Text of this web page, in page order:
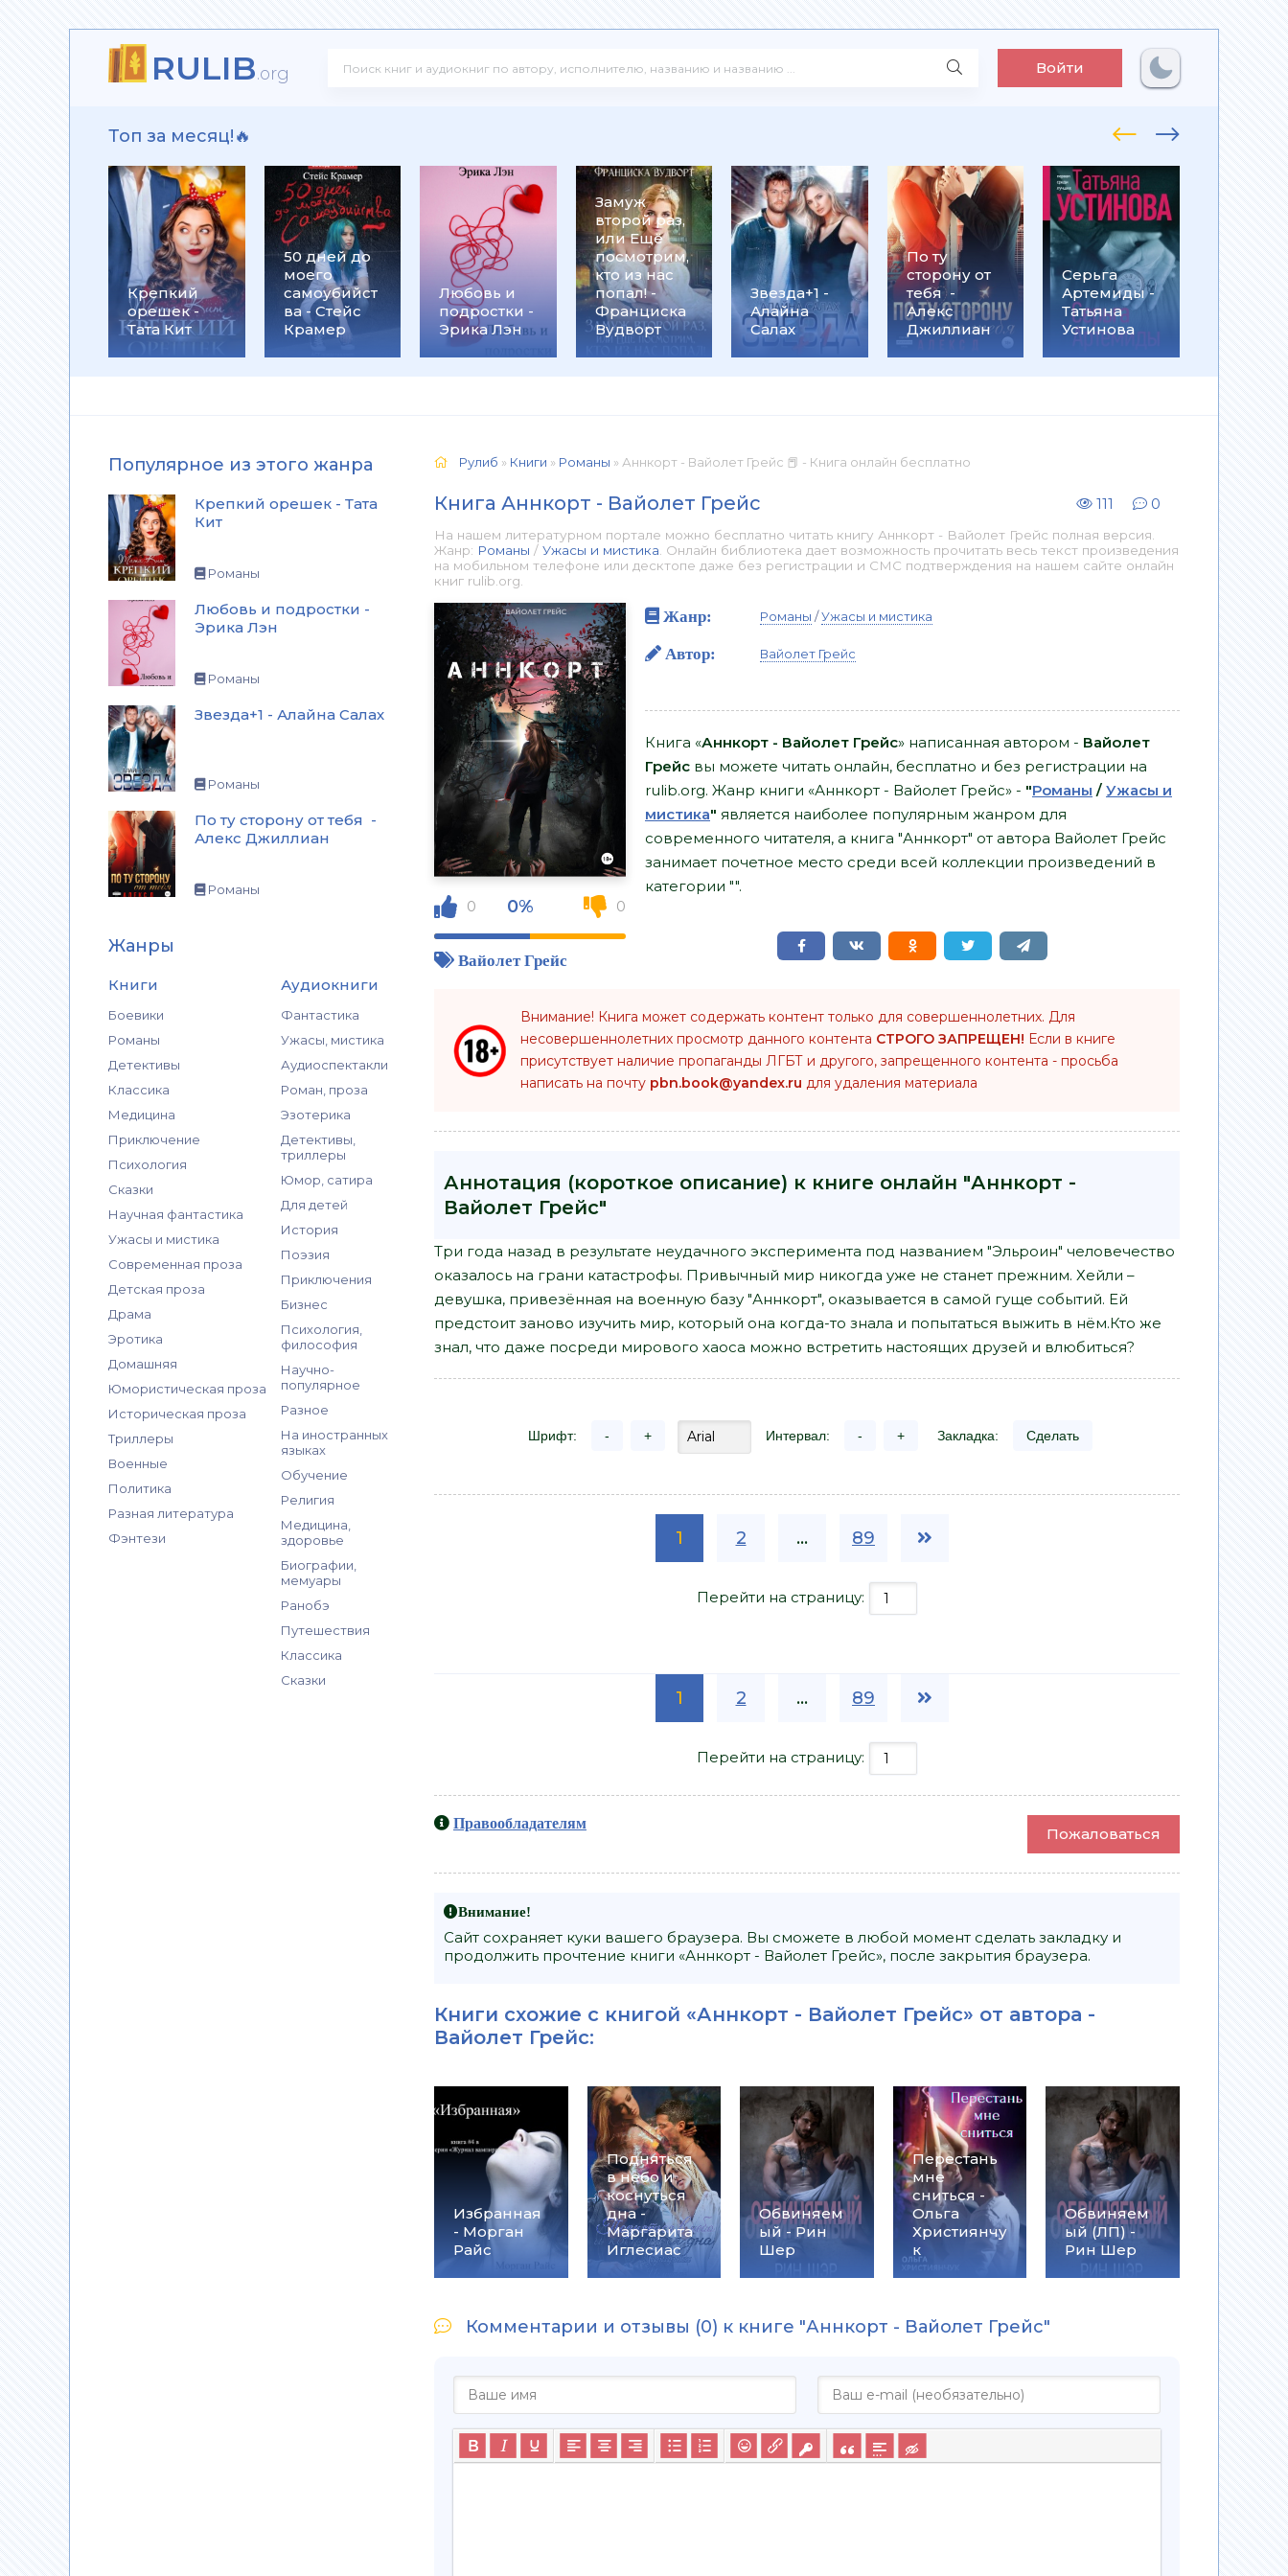
RULIB.org Войти
Топ за месяц!🔥
Крепкий
орешек -
Тата Кит
50 дней до
моего
самоубийст
ва - Стейс
Крамер
Любовь и
подростки -
Эрика Лэн
Замуж
второй раз,
или Ещё
посмотрим,
кто из нас
попал! -
Франциска
Вудворт
Звезда+1 -
Алайна
Салах
По ту
сторону от
тебя -
Алекс
Джиллиан
Серьга
Артемиды -
Татьяна
Устинова
на
- Ольга
Громыко
Популярное из этого жанра
Крепкий орешек - Тата
Кит
Романы
Любовь и подростки -
Эрика Лэн
Романы
Звезда+1 - Алайна Салах
Романы
По ту сторону от тебя -
Алекс Джиллиан
Романы
Жанры
Книги
Боевики
Романы
Детективы
Классика
Медицина
Приключение
Психология
Сказки
Научная фантастика
Ужасы и мистика
Современная проза
Детская проза
Драма
Эротика
Домашняя
Юмористическая проза
Историческая проза
Триллеры
Военные
Политика
Разная литература
Фэнтези
Аудиокниги
Фантастика
Ужасы, мистика
Аудиоспектакли
Роман, проза
Эзотерика
Детективы,
триллеры
Юмор, сатира
Для детей
История
Поэзия
Приключения
Бизнес
Психология,
философия
Научно-
популярное
Разное
На иностранных
языках
Обучение
Религия
Медицина,
здоровье
Биографии,
мемуары
Ранобэ
Путешествия
Классика
Сказки
Рулиб » Книги » Романы » Аннкорт - Вайолет Грейс 📕 - Книга онлайн бесплатно
Книга Аннкорт - Вайолет Грейс 111 0
На нашем литературном портале можно бесплатно читать книгу Аннкорт - Вайолет Грейс полная версия.
Жанр: Романы / Ужасы и мистика . Онлайн библиотека дает возможность прочитать весь текст произведения
на мобильном телефоне или десктопе даже без регистрации и СМС подтверждения на нашем сайте онлайн
книг rulib.org.
0 0% 0
Вайолет Грейс
Жанр: Романы /Ужасы и мистика
Автор: Вайолет Грейс
Книга «Аннкорт - Вайолет Грейс» написанная автором - Вайолет
Грейс вы можете читать онлайн, бесплатно и без регистрации на
rulib.org. Жанр книги «Аннкорт - Вайолет Грейс» - "Романы / Ужасы и
мистика" является наиболее популярным жанром для
современного читателя, а книга "Аннкорт" от автора Вайолет Грейс
занимает почетное место среди всей коллекции произведений в
категории "".
Внимание! Книга может содержать контент только для совершеннолетних. Для
несовершеннолетних просмотр данного контента СТРОГО ЗАПРЕЩЕН! Если в книге
присутствует наличие пропаганды ЛГБТ и другого, запрещенного контента - просьба
написать на почту pbn.book@yandex.ru для удаления материала
Аннотация (короткое описание) к книге онлайн "Аннкорт -
Вайолет Грейс"
Три года назад в результате неудачного эксперимента под названием "Эльроин" человечество
оказалось на грани катастрофы. Привычный мир никогда уже не станет прежним. Хейли –
девушка, привезённая на военную базу "Аннкорт", оказывается в самой гуще событий. Ей
предстоит заново изучить мир, который она когда-то знала и попытаться выжить в нём.Кто же
знал, что даже посреди мирового хаоса можно встретить настоящих друзей и влюбиться?
Шрифт: - + Интервал: - + Закладка: Сделать
1 2 ... 89
Перейти на страницу:
1 2 ... 89
Перейти на страницу:
Правообладателям
Пожаловаться
Внимание!
Сайт сохраняет куки вашего браузера. Вы сможете в любой момент сделать закладку и
продолжить прочтение книги «Аннкорт - Вайолет Грейс», после закрытия браузера.
Книги схожие с книгой «Аннкорт - Вайолет Грейс» от автора -
Вайолет Грейс:
Избранная
- Морган
Райс
Подняться
в небо и
коснуться
дна -
Маргарита
Иглесиас
Обвиняем
ый - Рин
Шер
Перестань
мне
сниться -
Ольга
Християнчу
к
Обвиняем
ый (ЛП) -
Рин Шер
Комментарии и отзывы (0) к книге "Аннкорт - Вайолет Грейс"
Лэн
Джиллиан